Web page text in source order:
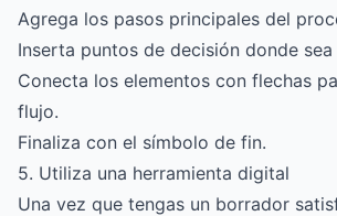
Agrega los pasos principales del
Inserta puntos de decisión donde sea
Conecta los elementos con flechas
flujo.
Finaliza con el símbolo de fin.
5. Utiliza una herramienta digital
Una vez que tengas un borrador